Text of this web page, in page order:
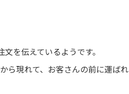
を伝えているようです。
ら現れて、お客さんの前に運ばれ